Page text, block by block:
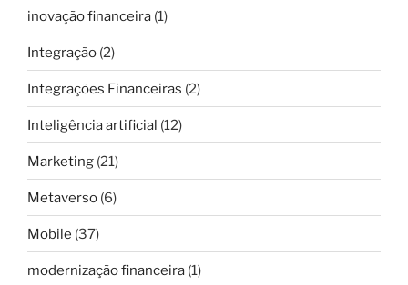
inovação financeira (1)
Integração (2)
Integrações Financeiras (2)
Inteligência artificial (12)
Marketing (21)
Metaverso (6)
Mobile (37)
modernização financeira (1)